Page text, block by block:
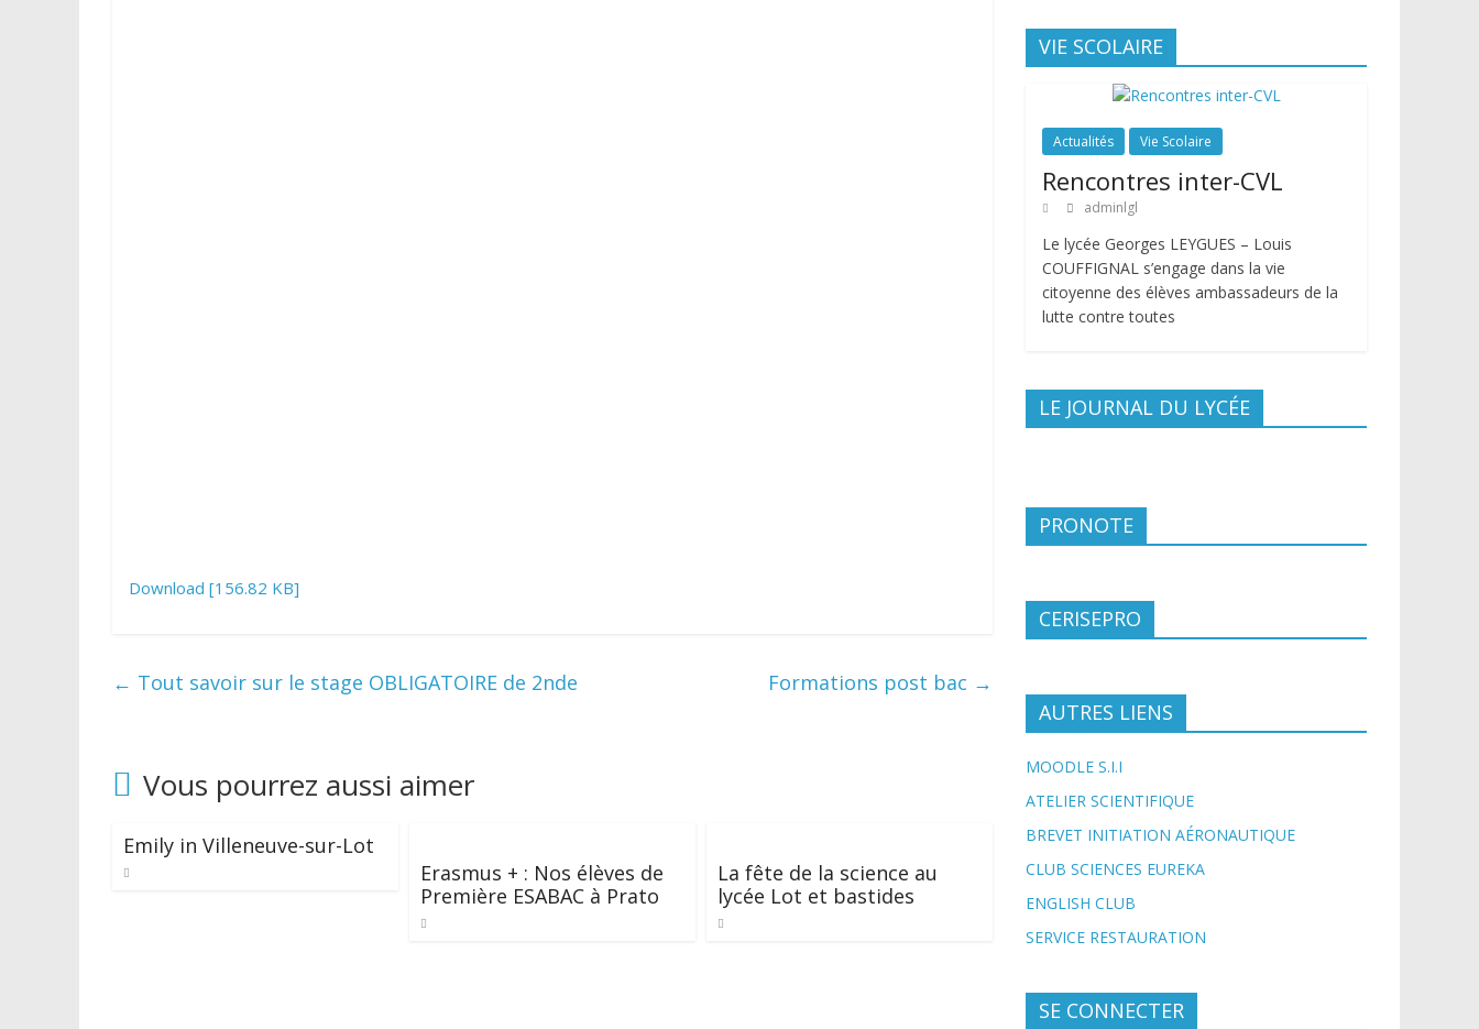
Download [156.82 KB]
← Tout savoir sur le stage OBLIGATOIRE de 2nde Formations post bac →
Vous pourrez aussi aimer
Emily in Villeneuve-sur-Lot
Erasmus + : Nos élèves de
Première ESABAC à Prato
La fête de la science au
lycée Lot et bastides
VIE SCOLAIRE
Actualités Vie Scolaire
Rencontres inter-CVL
adminlgl
Le lycée Georges LEYGUES – Louis
COUFFIGNAL s’engage dans la vie
citoyenne des élèves ambassadeurs de la
lutte contre toutes
LE JOURNAL DU LYCÉE
PRONOTE
CERISEPRO
AUTRES LIENS
MOODLE S.I.I
ATELIER SCIENTIFIQUE
BREVET INITIATION AÉRONAUTIQUE
CLUB SCIENCES EUREKA
ENGLISH CLUB
SERVICE RESTAURATION
SE CONNECTER